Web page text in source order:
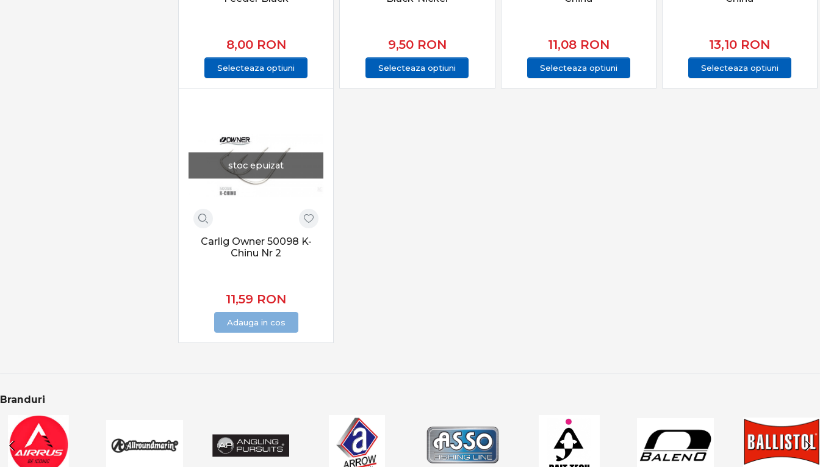
Feeder & staționar în oferta PRO ANGLER
Categoria Feeder & Staționar din PRO ANGLER este structurată pentru pescari care caută eficiență reală, echipamente fiabile și rezultate
constante. Produsele sunt atent selecționate pentru pescuit recreativ, competițional și pescuit de finețe.
8,00 RON
Selecteaza optiuni
9,50 RON
Selecteaza optiuni
11,08 RON
Selecteaza optiuni
13,10 RON
Selecteaza optiuni
stoc epuizat
Carlig Owner 50098 K-
Chinu Nr 2
11,59 RON
Adauga in cos
Branduri